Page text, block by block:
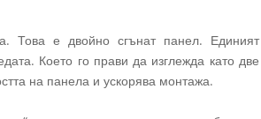
Това е двойно сгънат панел. Единият
Което го прави да изглежда като две
на панела и ускорява монтажа.